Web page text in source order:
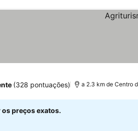
(328 pontuações) a 2.3 km de Centro
os preços exatos.